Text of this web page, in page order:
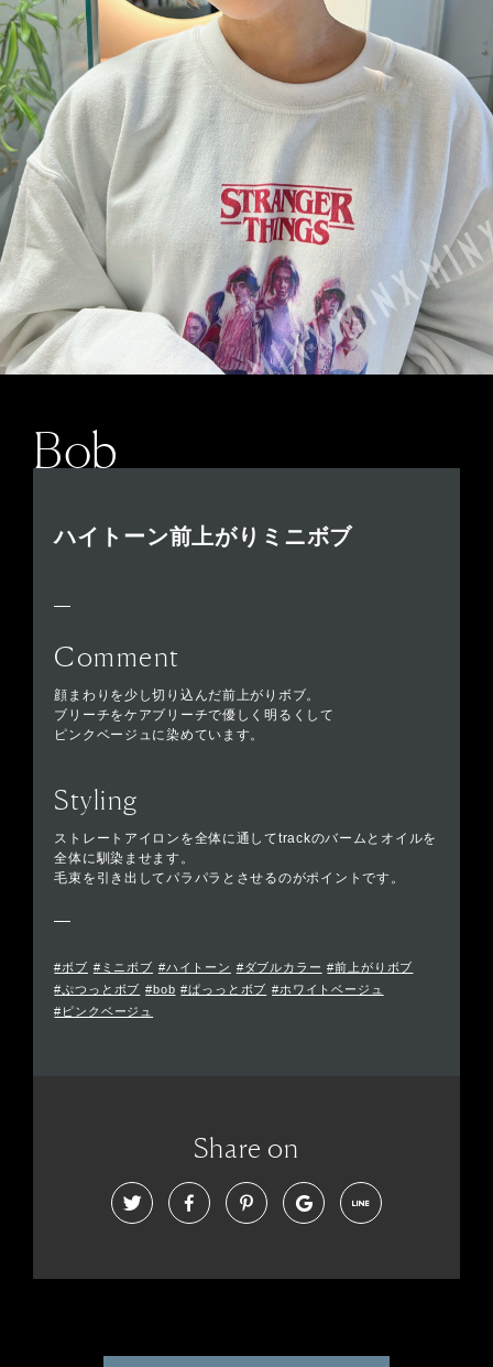
Bob
ハイトーン前上がりミニボブ
Comment
顔まわりを少し切り込んだ前上がりボブ。
ブリーチをケアブリーチで優しく明るくして
ピンクベージュに染めています。
Styling
ストレートアイロンを全体に通してtrackのバームとオイルを
全体に馴染ませます。
毛束を引き出してパラパラとさせるのがポイントです。
#ボブ #ミニボブ #ハイトーン #ダブルカラー #前上がりボブ
#ぷつっとボブ #bob #ぱっっとボブ #ホワイトベージュ
#ピンクベージュ
Share on